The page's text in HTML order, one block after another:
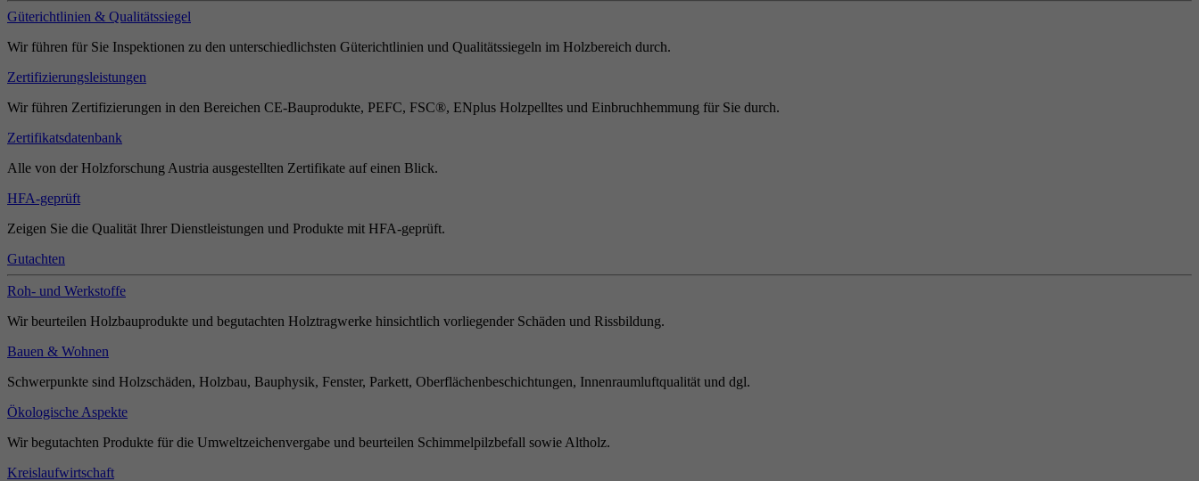
Güterichtlinien & Qualitätssiegel
Wir führen für Sie Inspektionen zu den unterschiedlichsten Güterichtlinien und Qualitätssiegeln im Holzbereich durch.
Zertifizierungsleistungen
Wir führen Zertifizierungen in den Bereichen CE-Bauprodukte, PEFC, FSC®, ENplus Holzpelltes und Einbruchhemmung für Sie durch.
Zertifikatsdatenbank
Alle von der Holzforschung Austria ausgestellten Zertifikate auf einen Blick.
HFA-geprüft
Zeigen Sie die Qualität Ihrer Dienstleistungen und Produkte mit HFA-geprüft.
Gutachten
Roh- und Werkstoffe
Wir beurteilen Holzbauprodukte und begutachten Holztragwerke hinsichtlich vorliegender Schäden und Rissbildung.
Bauen & Wohnen
Schwerpunkte sind Holzschäden, Holzbau, Bauphysik, Fenster, Parkett, Oberflächenbeschichtungen, Innenraumluftqualität und dgl.
Ökologische Aspekte
Wir begutachten Produkte für die Umweltzeichenvergabe und beurteilen Schimmelpilzbefall sowie Altholz.
Kreislaufwirtschaft